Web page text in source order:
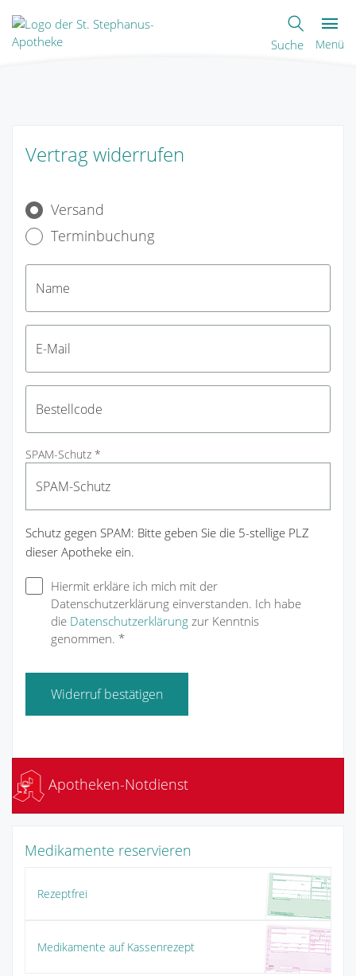
Suche Menü
Vertrag widerrufen
Versand
Terminbuchung
SPAM-Schutz *
Schutz gegen SPAM: Bitte geben Sie die 5-stellige PLZ
dieser Apotheke ein.
Hiermit erkläre ich mich mit der
Datenschutzerklärung einverstanden. Ich habe
die Datenschutzerklärungzur Kenntnis
genommen. *
Widerruf bestätigen
Apotheken-Notdienst
Medikamente reservieren
Rezeptfrei
Medikamente auf Kassenrezept